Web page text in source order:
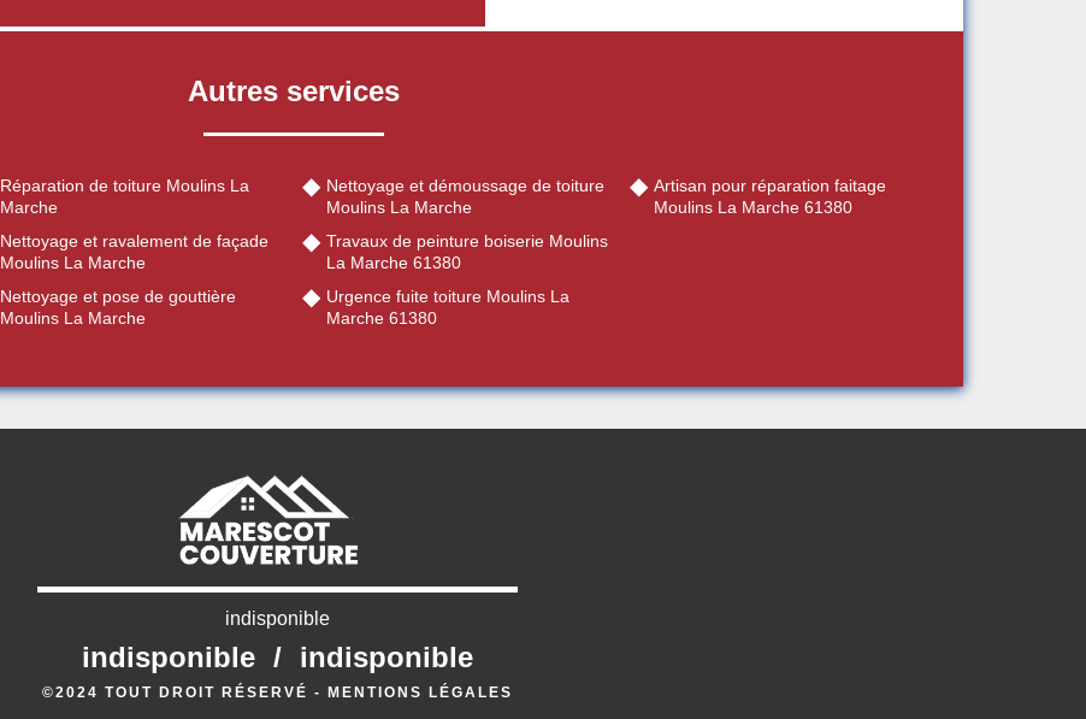
Autres services
Réparation de toiture Moulins La
Marche
Nettoyage et ravalement de façade
Moulins La Marche
Nettoyage et pose de gouttière
Moulins La Marche
Nettoyage et démoussage de toiture
Moulins La Marche
Travaux de peinture boiserie Moulins
La Marche 61380
Urgence fuite toiture Moulins La
Marche 61380
Artisan pour réparation faitage
Moulins La Marche 61380
indisponible
indisponible / indisponible
©2024 TOUT DROIT RÉSERVÉ - MENTIONS LÉGALES